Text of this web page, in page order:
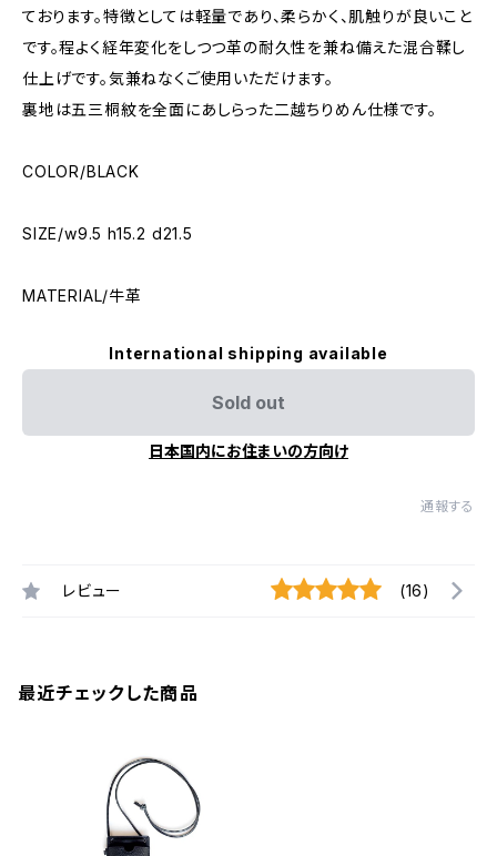
ております。特徴としては軽量であり、柔らかく、肌触りが良いこと
です。程よく経年変化をしつつ革の耐久性を兼ね備えた混合鞣し
仕上げです。気兼ねなくご使用いただけます。
裏地は五三桐紋を全面にあしらった二越ちりめん仕様です。
COLOR/BLACK
SIZE/w9.5 h15.2 d21.5
MATERIAL/牛革
International shipping available
Sold out
日本国内にお住まいの方向け
通報する
レビュー (16)
最近チェックした商品